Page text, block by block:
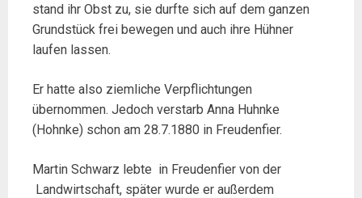
stand ihr Obst zu, sie durfte sich auf dem ganzen
Grundstück frei bewegen und auch ihre Hühner
laufen lassen.
Er hatte also ziemliche Verpflichtungen
übernommen. Jedoch verstarb Anna Huhnke
(Hohnke) schon am 28.7.1880 in Freudenfier.
Martin Schwarz lebte in Freudenfier von der
Landwirtschaft, später wurde er außerdem